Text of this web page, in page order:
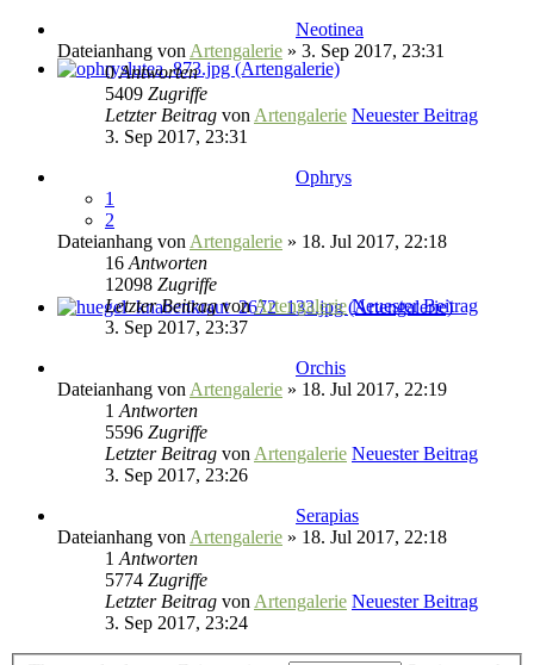
Neotinea
Dateianhang von Artengalerie » 3. Sep 2017, 23:31
0Antworten
5409 Zugriffe
Letzter Beitrag von Artengalerie Neuester Beitrag
3. Sep 2017, 23:31
Ophrys
1
2
Dateianhang von Artengalerie » 18. Jul 2017, 22:18
16 Antworten
12098 Zugriffe
Letzter BeitragvonArtengalerie Neuester Beitrag
3. Sep 2017, 23:37
Orchis
Dateianhang von Artengalerie » 18. Jul 2017, 22:19
1 Antworten
5596 Zugriffe
Letzter Beitrag von Artengalerie Neuester Beitrag
3. Sep 2017, 23:26
Serapias
Dateianhang von Artengalerie » 18. Jul 2017, 22:18
1 Antworten
5774 Zugriffe
Letzter Beitrag von Artengalerie Neuester Beitrag
3. Sep 2017, 23:24